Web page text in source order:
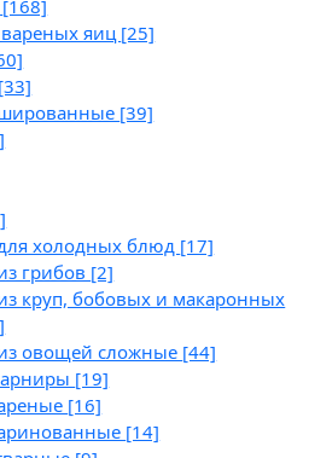
[168]
яиц [25]
[33]
[39]
холодных блюд [17]
грибов [2]
круп, бобовых и макаронных
овощей сложные [44]
[19]
[16]
[14]